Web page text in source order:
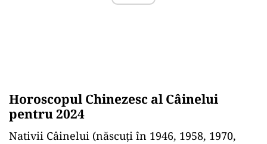
Horoscopul Chinezesc al Câinelui
pentru 2024
Nativii Câinelui (născuți în 1946, 1958, 1970,